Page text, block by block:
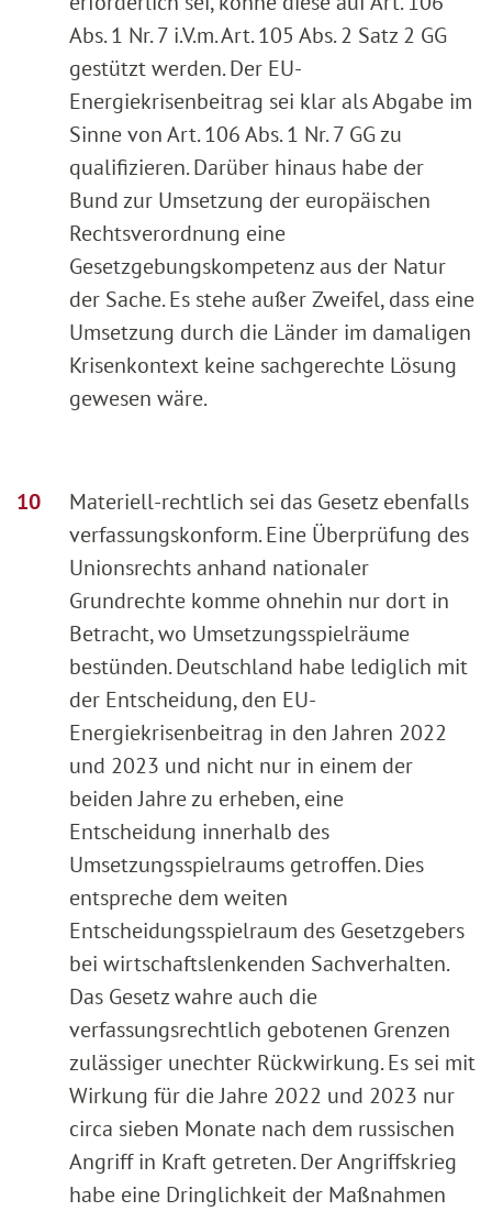
Abs. 1 Nr. 7 i.V.m. Art. 105 Abs. 2 Satz 2 GG
gestützt werden. Der EU-
Energiekrisenbeitrag sei klar als Abgabe im
Sinne von Art. 106 Abs. 1 Nr. 7 GG zu
qualifizieren. Darüber hinaus habe der
Bund zur Umsetzung der europäischen
Rechtsverordnung eine
Gesetzgebungskompetenz aus der Natur
der Sache. Es stehe außer Zweifel, dass eine
Umsetzung durch die Länder im damaligen
Krisenkontext keine sachgerechte Lösung
gewesen wäre.
Materiell-rechtlich sei das Gesetz ebenfalls
verfassungskonform. Eine Überprüfung des
Unionsrechts anhand nationaler
Grundrechte komme ohnehin nur dort in
Betracht, wo Umsetzungsspielräume
bestünden. Deutschland habe lediglich mit
der Entscheidung, den EU-
Energiekrisenbeitrag in den Jahren 2022
und 2023 und nicht nur in einem der
beiden Jahre zu erheben, eine
Entscheidung innerhalb des
Umsetzungsspielraums getroffen. Dies
entspreche dem weiten
Entscheidungsspielraum des Gesetzgebers
bei wirtschaftslenkenden Sachverhalten.
Das Gesetz wahre auch die
verfassungsrechtlich gebotenen Grenzen
zulässiger unechter Rückwirkung. Es sei mit
Wirkung für die Jahre 2022 und 2023 nur
circa sieben Monate nach dem russischen
Angriff in Kraft getreten. Der Angriffskrieg
habe eine Dringlichkeit der Maßnahmen